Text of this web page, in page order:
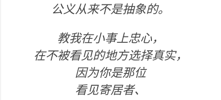
公义从来不是抽象的。
教我在小事上忠心，
在不被看见的地方选择真实，
因为你是那位
看见寄居者、